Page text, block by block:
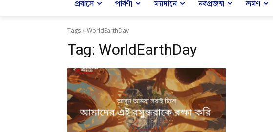
প্রবাসে পার্বণী ময়দানে নবপ্রজন্ম ভ্রমণ
Tags WorldEarthDay
Tag: WorldEarthDay